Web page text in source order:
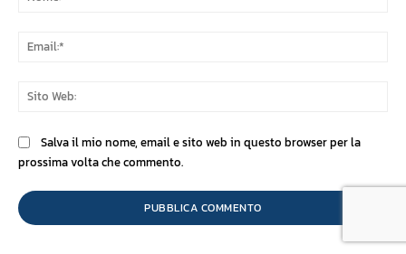
Salva il mio nome, email e sito web in questo browser per la
prossima volta che commento.